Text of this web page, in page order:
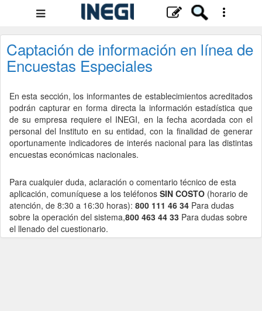
Menú
navegación
Captación de información en línea de
Encuestas Especiales
En esta sección, los informantes de establecimientos acreditados
podrán capturar en forma directa la información estadística que
de su empresa requiere el INEGI, en la fecha acordada con el
personal del Instituto en su entidad, con la finalidad de generar
oportunamente indicadores de interés nacional para las distintas
encuestas económicas nacionales.
Para cualquier duda, aclaración o comentario técnico de esta
aplicación, comuníquese a los teléfonos SIN COSTO (horario de
atención, de 8:30 a 16:30 horas): 800 111 46 34 Para dudas
sobre la operación del sistema,800 463 44 33 Para dudas sobre
el llenado del cuestionario.